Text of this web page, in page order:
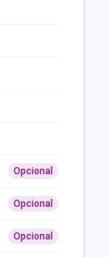
Opcional
Opcional
Opcional